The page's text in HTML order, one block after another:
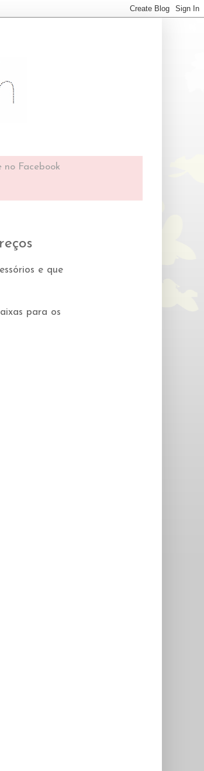
no Facebook
e que
para os